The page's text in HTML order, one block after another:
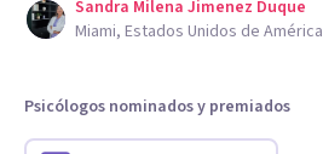
Sandra Milena Jimenez Duque
Miami, Estados Unidos de América
Psicólogos nominados y premiados